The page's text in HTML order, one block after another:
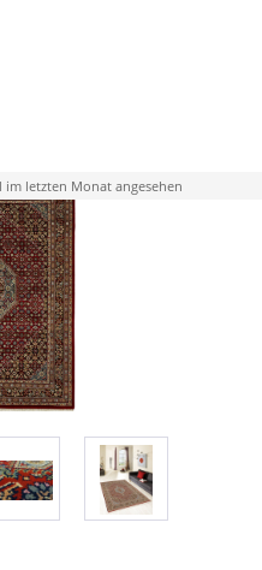
letzten Monat angesehen